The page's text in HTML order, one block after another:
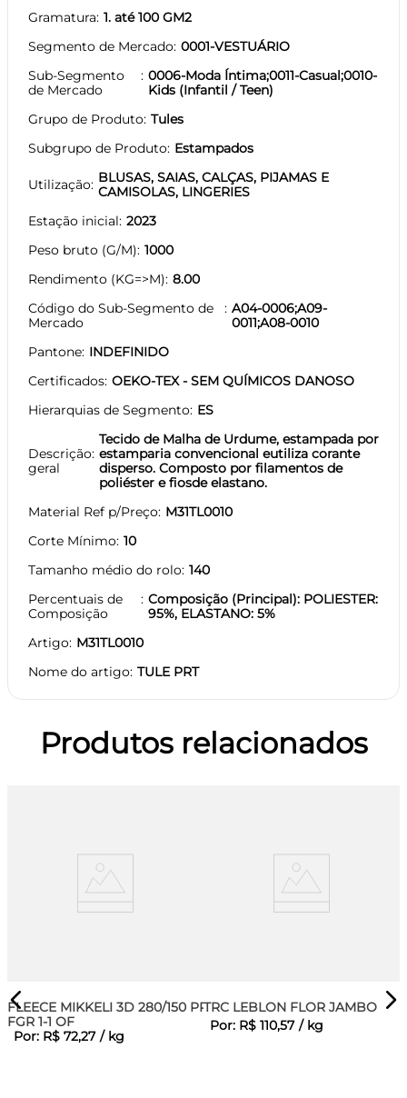
Gramatura 1. até 100 GM2
Segmento de Mercado 0001-VESTUÁRIO
Sub-Segmento
de Mercado
0006-Moda Íntima;0011-Casual;0010-
Kids (Infantil / Teen)
Grupo de Produto Tules
Subgrupo de Produto Estampados
Utilização BLUSAS, SAIAS, CALÇAS, PIJAMAS E
CAMISOLAS, LINGERIES
Estação inicial 2023
Peso bruto (G/M) 1000
Rendimento (KG=>M) 8.00
Código do Sub-Segmento de
Mercado
A04-0006;A09-
0011;A08-0010
Pantone INDEFINIDO
Certificados OEKO-TEX - SEM QUÍMICOS DANOSO
Hierarquias de Segmento ES
Descrição
geral
Tecido de Malha de Urdume, estampada por
estamparia convencional eutiliza corante
disperso. Composto por filamentos de
poliéster e fiosde elastano.
Material Ref p/Preço M31TL0010
Corte Mínimo 10
Tamanho médio do rolo 140
Percentuais de
Composição
Composição (Principal): POLIESTER:
95%, ELASTANO: 5%
Artigo M31TL0010
Nome do artigo TULE PRT
Produtos relacionados
FLEECE MIKKELI 3D 280/150 PRT
FGR 1-1 OF
Por: R$ 72,27 / kg
TRC LEBLON FLOR JAMBO
Por: R$ 110,57 / kg